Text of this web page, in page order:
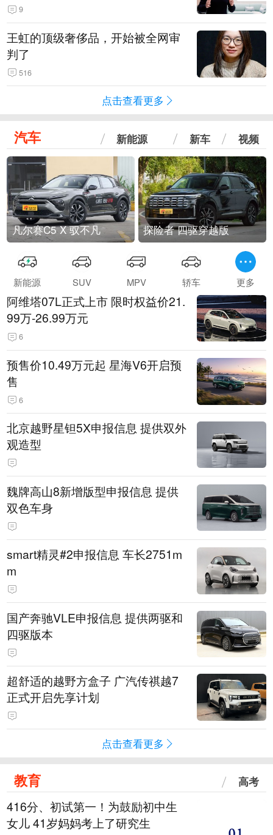
9
王虹的顶级奢侈品，开始被全网审
判了
516
点击查看更多
汽车 新能源 新车 视频
凡尔赛C5 X 驭不凡 探险者 四驱穿越版
新能源 SUV MPV 轿车 更多
阿维塔07L正式上市 限时权益价21.
99万-26.99万元
6
预售价10.49万元起 星海V6开启预
售
6
北京越野星钽5X申报信息 提供双外
观造型
魏牌高山8新增版型申报信息 提供
双色车身
smart精灵#2申报信息 车长2751m
m
国产奔驰VLE申报信息 提供两驱和
四驱版本
超舒适的越野方盒子 广汽传祺越7
正式开启先享计划
点击查看更多
教育 高考
416分、初试第一！为鼓励初中生
女儿 41岁妈妈考上了研究生